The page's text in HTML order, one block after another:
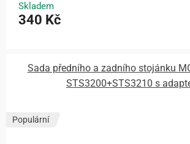
Skladem
340 Kč
Sada předního a zadního stojánku
STS3200+STS3210 s
Populární